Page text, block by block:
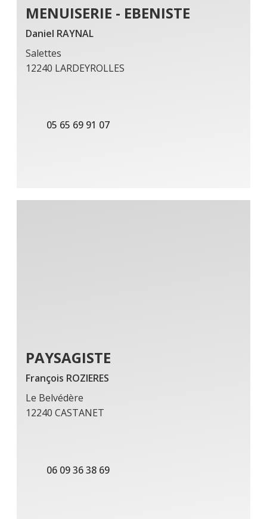
MENUISERIE - EBENISTE
Daniel RAYNAL
Salettes
12240 LARDEYROLLES
05 65 69 91 07
PAYSAGISTE
François ROZIERES
Le Belvédère
12240 CASTANET
06 09 36 38 69